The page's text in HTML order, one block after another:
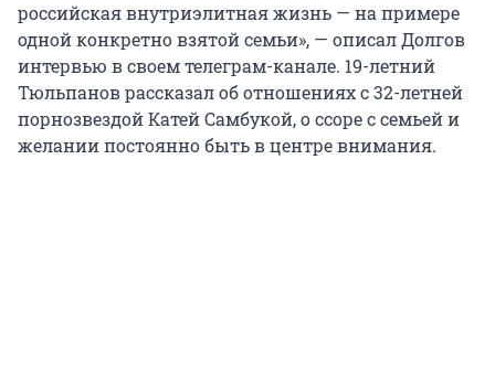
российская внутриэлитная жизнь — на примере
одной конкретно взятой семьи», — описал Долгов
интервью в своем телеграм-канале. 19-летний
Тюльпанов рассказал об отношениях с 32-летней
порнозвездой Катей Самбукой, о ссоре с семьей и
желании постоянно быть в центре внимания.